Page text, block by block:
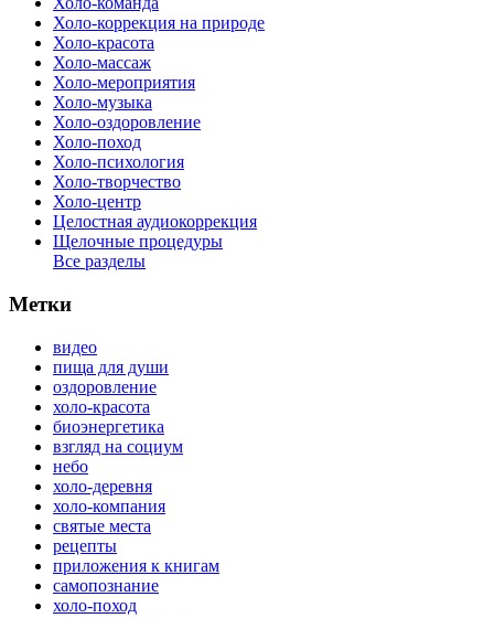
Холо-коррекция на природе
Холо-красота
Холо-массаж
Холо-мероприятия
Холо-музыка
Холо-оздоровление
Холо-поход
Холо-психология
Холо-творчество
Холо-центр
Целостная аудиокоррекция
Щелочные процедуры
Все разделы
Метки
видео
пища для души
оздоровление
холо-красота
биоэнергетика
взгляд на социум
небо
холо-деревня
холо-компания
святые места
рецепты
приложения к книгам
самопознание
холо-поход